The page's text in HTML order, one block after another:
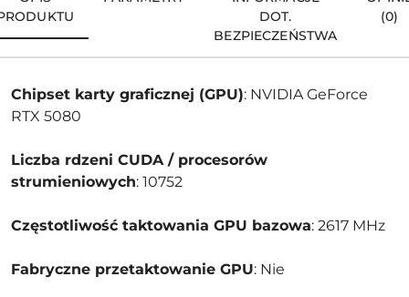
DOT.
BEZPIECZEŃSTWA
(0)
Chipset karty graficznej (GPU): NVIDIA GeForce
RTX 5080
Liczba rdzeni CUDA / procesorów
strumieniowych: 10752
Częstotliwość taktowania GPU bazowa: 2617 MHz
Fabryczne przetaktowanie GPU: Nie